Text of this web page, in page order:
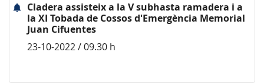
Cladera assisteix a la V subhasta ramadera i a
la XI Tobada de Cossos d'Emergència Memorial
Juan Cifuentes
23-10-2022 / 09.30 h